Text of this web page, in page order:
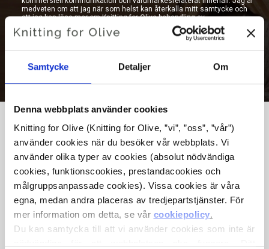
Samtycke Detaljer Om
Denna webbplats använder cookies
Knitting for Olive (Knitting for Olive, ”vi”, ”oss”, ”vår”)
använder cookies när du besöker vår webbplats. Vi
använder olika typer av cookies (absolut nödvändiga
cookies, funktionscookies, prestandacookies och
målgruppsanpassade cookies). Vissa cookies är våra
egna, medan andra placeras av tredjepartstjänster. För
mer information om detta, se vår cookiepolicy.
Du kan samtycka till att vi använder cookies som inte är
medveten om att jag när som helst kan återkalla mitt samtycke och
att jag kan läsa mer om Knitting for Olive behandling av
personuppgifter i Knitting for Olive
integritetspolicy.
VI ÄR ENGAGERADE I ETISK,
ANSVARSFULL STICKNING
Vi bryr oss mycket om djurens och samhällets välfärd och
producerar garn med respekt för djur, bönder,
produktionsarbetare och miljön. Genom att använda